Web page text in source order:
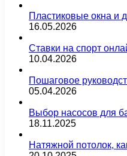
Пластиковые окна и
16.05.2026
Ставки на спорт
10.04.2026
Пошаговое
05.04.2026
Выбор насосов для
18.11.2025
Натяжной потолок,